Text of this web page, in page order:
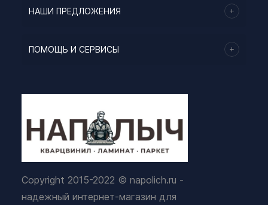
НАШИ ПРЕДЛОЖЕНИЯ
ПОМОЩЬ И СЕРВИСЫ
Copyright 2015-2022 © napolich.ru -
надежный интернет-магазин для